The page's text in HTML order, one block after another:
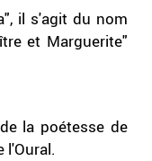
il s'agit du nom
et Marguerite"
la poétesse de
l'Oural.